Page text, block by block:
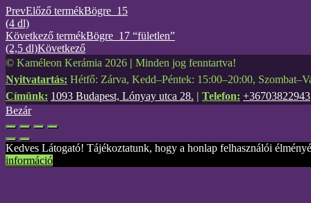
PrevElőző termékBögre_15
(4 dl)
Következő termékBögre_17 “fületlen”
(2,5 dl)Következő
© Kaméleon Kerámia 2026 | Minden jog fenntartva!
Nyitvatartás: Hétfő: Zárva, Kedd–Péntek: 15:00–20:00,
Címünk: 1093 Budapest, Lónyay utca 28. | Telefon: +36703822943
Bezár
Kedves Látogató! Tájékoztatunk, hogy a honlap felhasználói
információ